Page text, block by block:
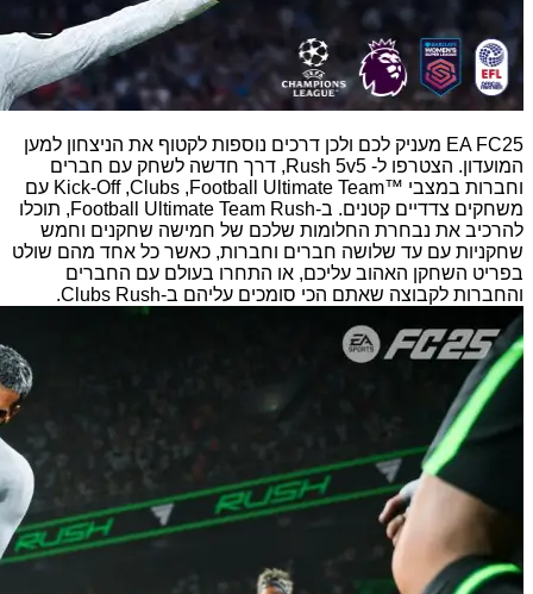
EA FC25 מעניק לכם ולכן דרכים נוספות לקטוף את הניצחון למען
המועדון. הצטרפו ל- Rush 5v5, דרך חדשה לשחק עם חברים
וחברות במצבי Football Ultimate Team™‎,‏ Clubs,‏ Kick-Off עם
משחקים צדדיים קטנים. ב-Football Ultimate Team Rush, תוכלו
להרכיב את נבחרת החלומות שלכם של חמישה שחקנים וחמש
שחקניות עם עד שלושה חברים וחברות, כאשר כל אחד מהם שולט
בפריט השחקן האהוב עליכם, או התחרו בעולם עם החברים
והחברות לקבוצה שאתם הכי סומכים עליהם ב-Clubs Rush.